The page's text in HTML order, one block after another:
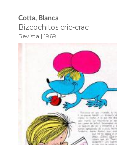
Cotta, Blanca
Bizcochitos cric-crac
Revista | 1969